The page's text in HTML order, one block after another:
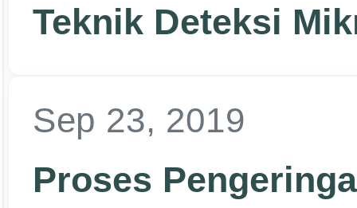
Teknik Deteksi
Sep 23, 2019
Proses